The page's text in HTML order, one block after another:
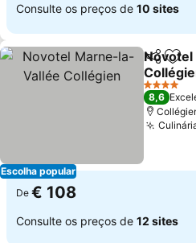
Consulte os preços de 10 sites
Escolha popular
Partilhar
Ver
4 Estrelas
8,6
De € 108
Consulte os preços de 12 sites